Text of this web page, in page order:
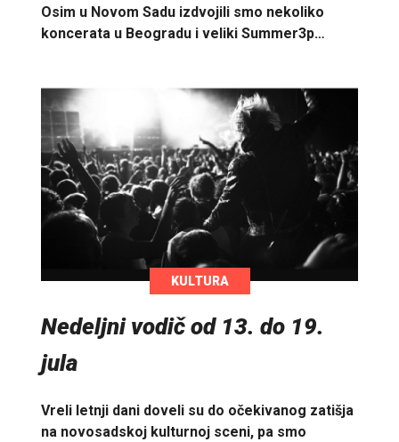
Osim u Novom Sadu izdvojili smo nekoliko
koncerata u Beogradu i veliki Summer3p…
KULTURA
Nedeljni vodič od 13. do 19.
jula
Vreli letnji dani doveli su do očekivanog zatišja
na novosadskoj kulturnoj sceni, pa smo